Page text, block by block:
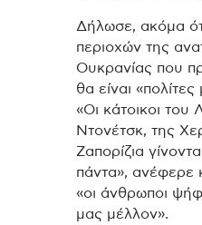
Δήλωσε, ακόμα
περιοχών της
Ουκρανίας που
θα είναι
«Οι κάτοικοι του
Ντονέτσκ, της
Ζαπορίζια
πάντα», ανέφερε
«οι άνθρωποι
μας μέλλον».